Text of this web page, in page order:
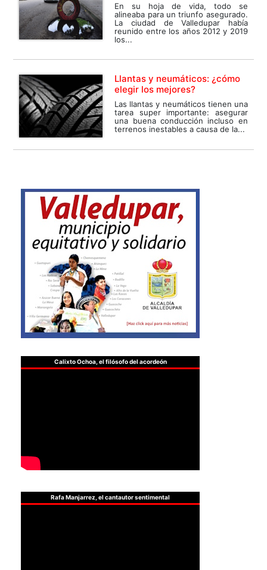
En su hoja de vida, todo se
alineaba para un triunfo asegurado.
La ciudad de Valledupar había
reunido entre los años 2012 y 2019
los...
Llantas y neumáticos: ¿cómo
elegir los mejores?
Las llantas y neumáticos tienen una
tarea super importante: asegurar
una buena conducción incluso en
terrenos inestables a causa de la...
Calixto Ochoa, el filósofo del acordeón
Rafa Manjarrez, el cantautor sentimental